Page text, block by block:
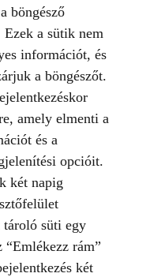
böngésző
a sütik nem
információt, és
a böngészőt.
amely elmenti a
és a
opcióit.
két napig
süti egy
rám”
két